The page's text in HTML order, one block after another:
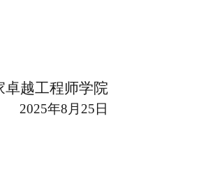
卓越工程师学院
2025年8 月 25日